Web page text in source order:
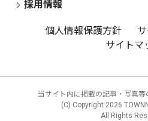
採用情報
個人情報保護方針
サイトマ
当サイト内に掲載の記事・写真等
(C) Copyright 2026
All Rights